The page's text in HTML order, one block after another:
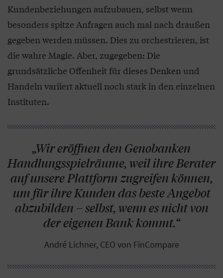
Kundenbeziehungen aufzubauen, selbst wenn
besonders spitze Anfragen auch mal nach draußen
gegeben werden müssen. Dies zu orchestrieren, ist
die wahre Magie. Aber, zugegeben: Die
grundsätzliche Offenheit für dieses Denken und
Handeln variiert aktuell noch stark in den einzelnen
Instituten.
„Wir eröffnen den Genobanken
Handlungsspielräume, weil ihre Berater
auf unsere Plattform zugreifen können,
um für ihre Kunden das beste Angebot
abzubilden – selbst, wenn es nicht von
der eigenen Bank kommt.“
André Lichner, CEO von FinCompare